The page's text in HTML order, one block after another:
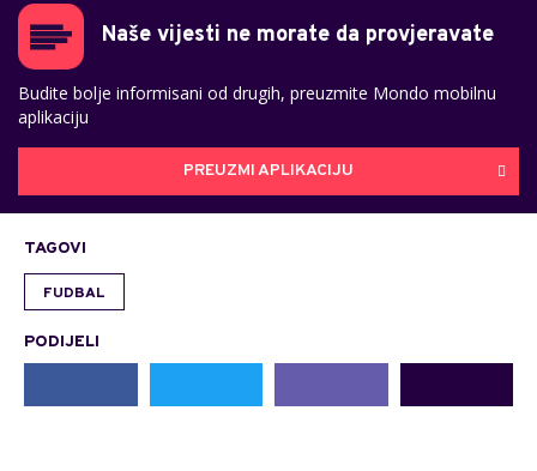
Naše vijesti ne morate da provjeravate
Budite bolje informisani od drugih, preuzmite Mondo mobilnu
aplikaciju
PREUZMI APLIKACIJU
TAGOVI
FUDBAL
PODIJELI